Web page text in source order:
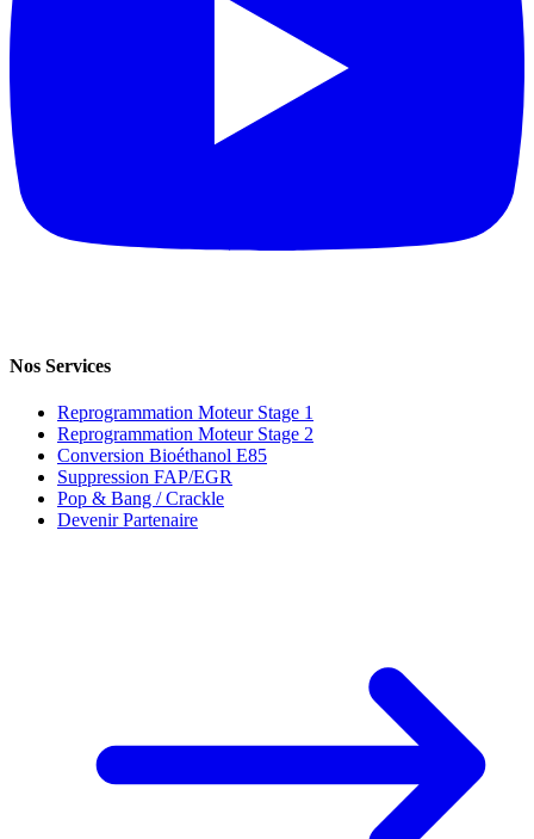
Nos Services
Reprogrammation Moteur Stage 1
Reprogrammation Moteur Stage 2
Conversion Bioéthanol E85
Suppression FAP/EGR
Pop & Bang / Crackle
Devenir Partenaire